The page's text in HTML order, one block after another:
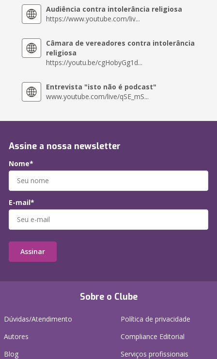
Audiência contra intolerância religiosa
https://www.youtube.com/liv...
Câmara de vereadores contra intolerância
religiosa
https://youtu.be/cgHobyGg1d...
Entrevista "isto não é podcast"
www.youtube.com/live/qSE_mS...
Sobre o Clube
Dúvidas/Atendimento
Autores
Blog
Política de privacidade
Compliance Editorial
Serviços profissionais
Assine a nossa newsletter
Nome*
E-mail*
Assinar